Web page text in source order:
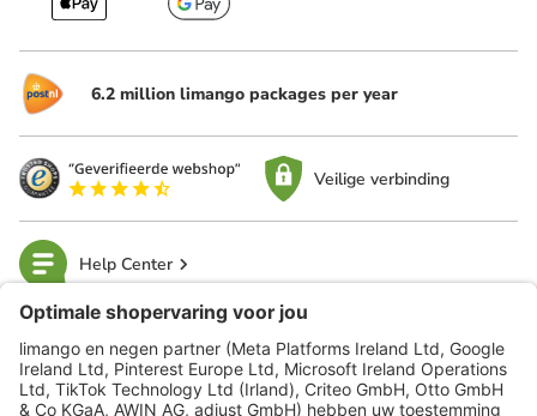
6.2 million limango packages per year
Veilige verbinding
Help Center
limango
Veilig winkelen